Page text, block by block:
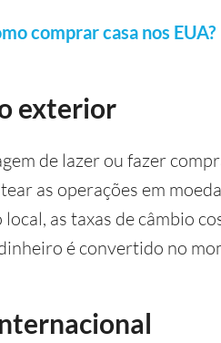
comprar casa nos EUA?
exterior
de lazer ou fazer
as operações em
as taxas de câmbio
é convertido no